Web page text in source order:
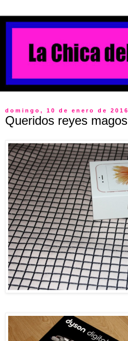
domingo, 10 de enero de 2016
Queridos reyes magos